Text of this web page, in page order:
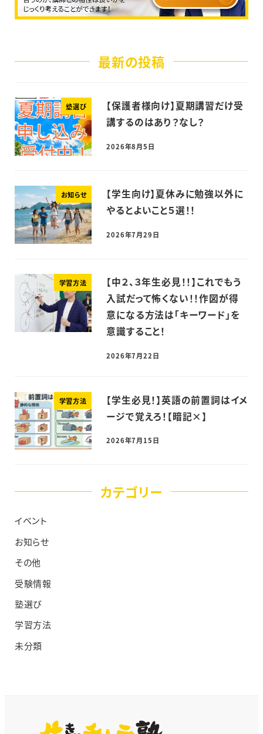
最新の投稿
塾選び
【保護者様向け】夏期講習だけ受
講するのはあり？なし？
2026年8月5日
お知らせ
【学生向け】夏休みに勉強以外に
やるとよいこと５選！！
2026年7月29日
学習方法
【中２、３年生必見！！】これでもう
入試だって怖くない！！作図が得
意になる方法は「キーワード」を
意識すること！
2026年7月22日
学習方法
【学生必見！】英語の前置詞はイメ
ージで覚えろ！【暗記×】
2026年7月15日
カテゴリー
イベント
お知らせ
その他
受験情報
塾選び
学習方法
未分類